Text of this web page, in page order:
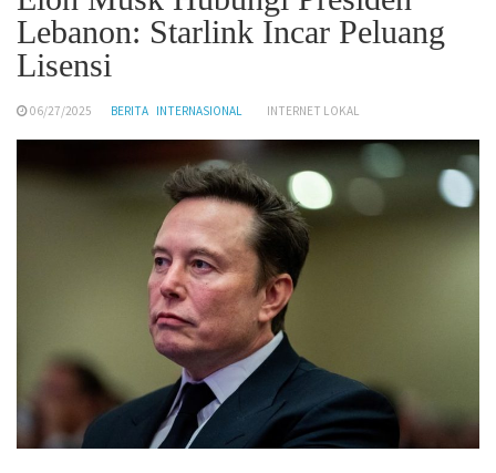
Lebanon: Starlink Incar Peluang
Lisensi
06/27/2025 BERITA INTERNASIONAL INTERNET LOKAL